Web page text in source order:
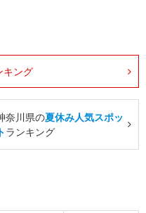
キング
奈川県の夏休み人気スポッ
トランキング